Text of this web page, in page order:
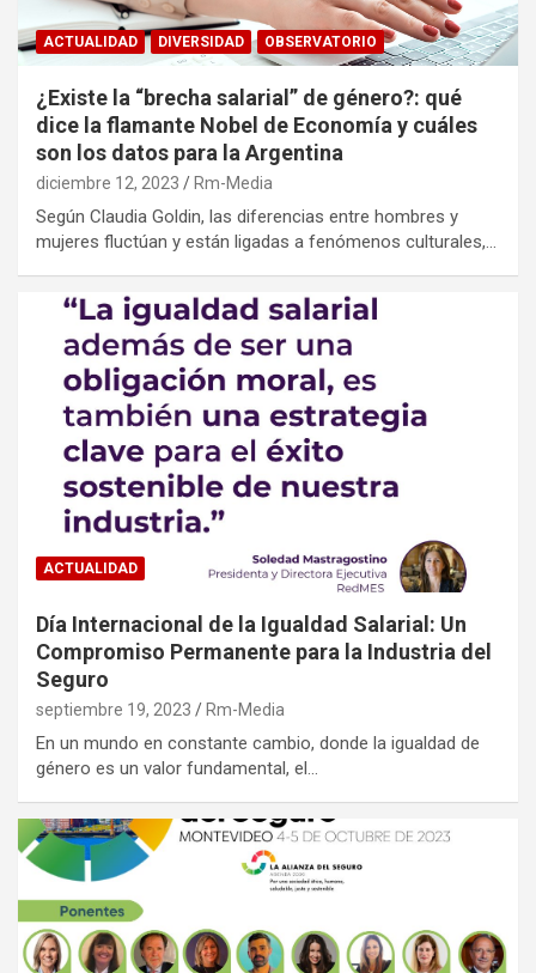
ACTUALIDAD DIVERSIDAD OBSERVATORIO
¿Existe la “brecha salarial” de género?: qué
dice la flamante Nobel de Economía y cuáles
son los datos para la Argentina
diciembre 12, 2023 Rm-Media
Según Claudia Goldin, las diferencias entre hombres y
mujeres fluctúan y están ligadas a fenómenos culturales,…
ACTUALIDAD
Día Internacional de la Igualdad Salarial: Un
Compromiso Permanente para la Industria del
Seguro
septiembre 19, 2023 Rm-Media
En un mundo en constante cambio, donde la igualdad de
género es un valor fundamental, el…